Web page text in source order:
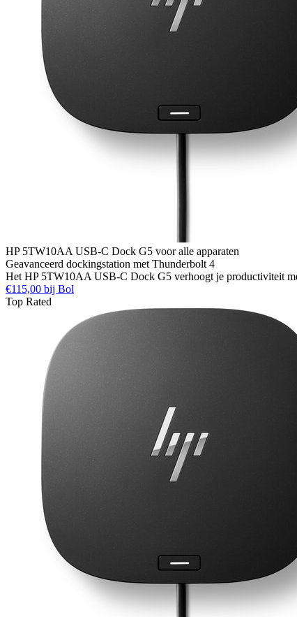
HP 5TW10AA USB-C Dock G5 voor alle apparaten
Geavanceerd dockingstation met Thunderbolt 4
Het HP 5TW10AA USB-C Dock G5 verhoogt je productiviteit
€115,00 bij Bol
Top Rated